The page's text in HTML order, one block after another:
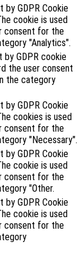
by GDPR Cookie
cookie is used
consent for the
"Analytics".
by GDPR cookie
the user consent
the category
by GDPR Cookie
cookies is used
consent for the
"Necessary".
by GDPR Cookie
cookie is used
consent for the
"Other.
by GDPR Cookie
cookie is used
consent for the